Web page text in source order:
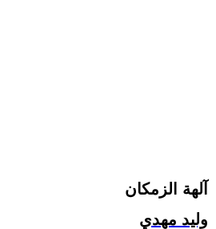
آلهة الزمكان
وليد مهدي